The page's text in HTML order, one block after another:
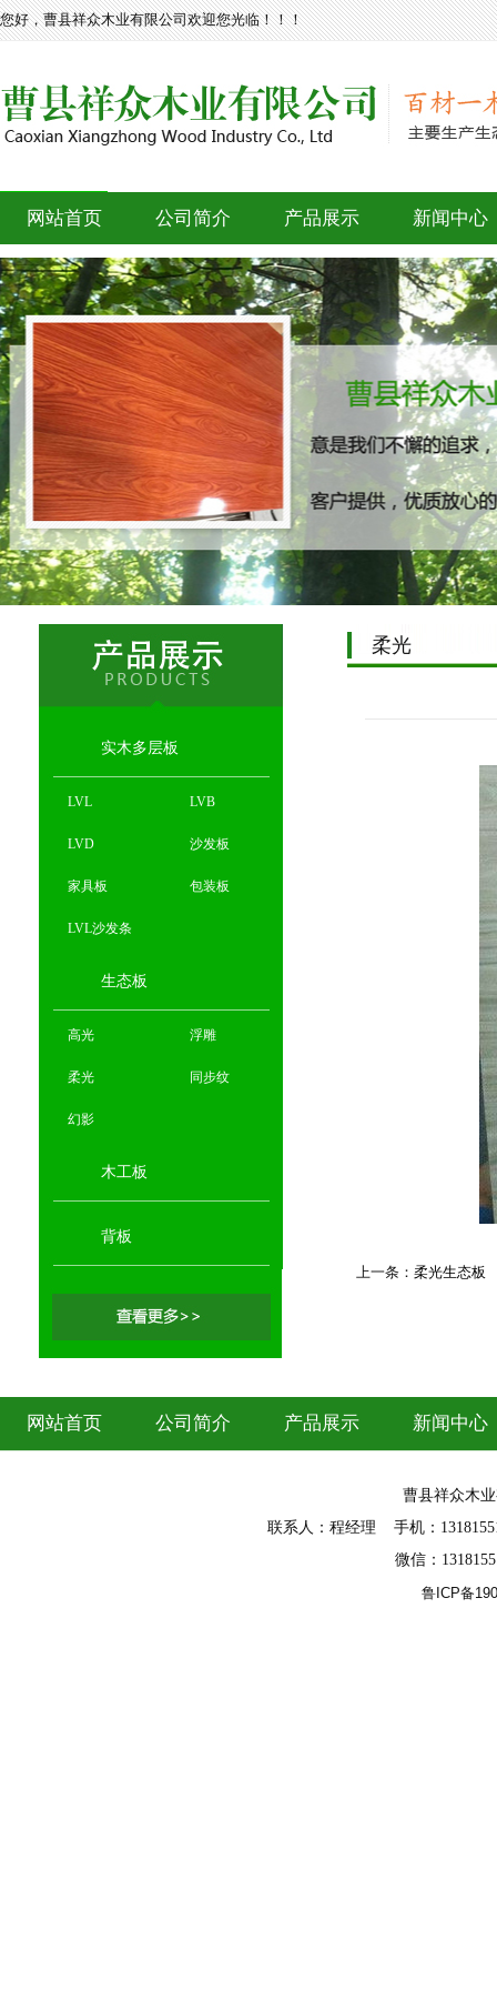
您好，曹县祥众木业有限公司欢迎您光临！！！
网站首页 公司简介 产品展示 新闻中心
实木多层板
LVL LVB
LVD 沙发板
家具板 包装板
LVL沙发条
生态板
高光 浮雕
柔光 同步纹
幻影
木工板
背板
柔光
上一条： 柔光生态板
网站首页 公司简介 产品展示 新闻中心
曹县祥众木
联系人：程经理 手机：
微信：
鲁ICP备